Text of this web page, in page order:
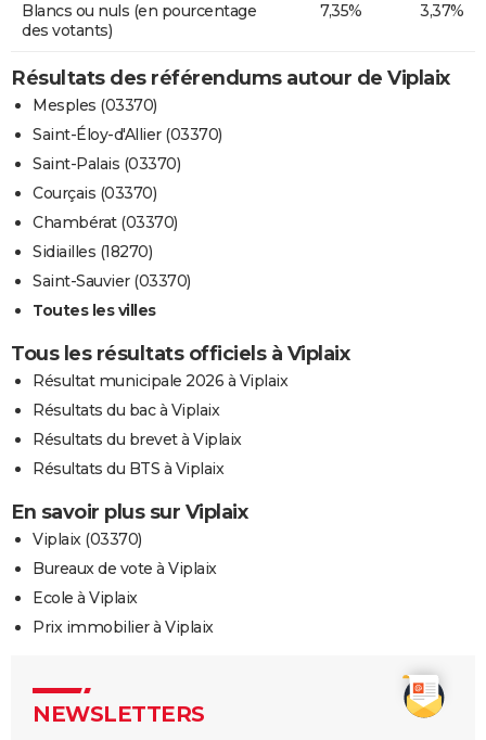
Blancs ou nuls (en pourcentage
des votants)
7,35% 3,37%
Résultats des référendums autour de Viplaix
Mesples (03370)
Saint-Éloy-d'Allier (03370)
Saint-Palais (03370)
Courçais (03370)
Chambérat (03370)
Sidiailles (18270)
Saint-Sauvier (03370)
Toutes les villes
Tous les résultats officiels à Viplaix
Résultat municipale 2026 à Viplaix
Résultats du bac à Viplaix
Résultats du brevet à Viplaix
Résultats du BTS à Viplaix
En savoir plus sur Viplaix
Viplaix (03370)
Bureaux de vote à Viplaix
Ecole à Viplaix
Prix immobilier à Viplaix
NEWSLETTERS